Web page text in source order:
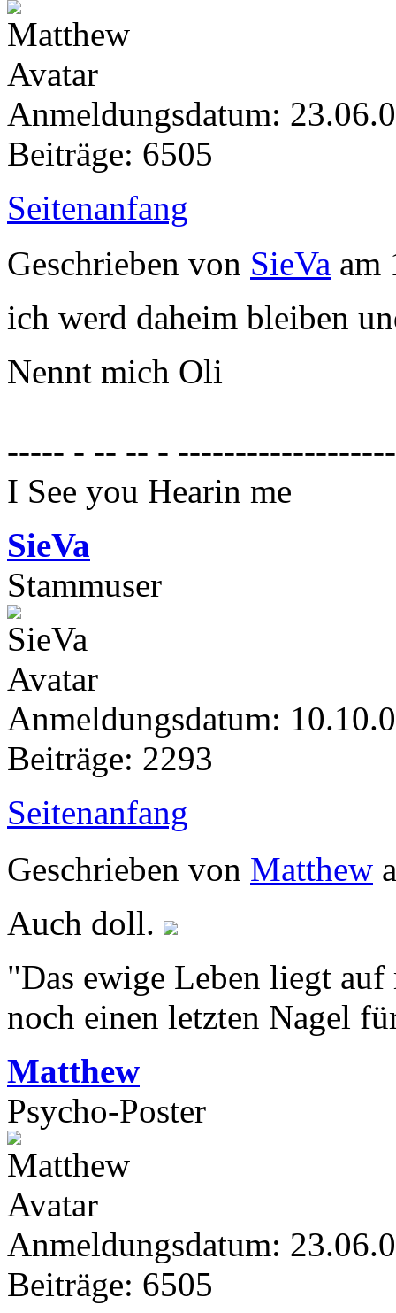
Anmeldungsdatum:
Beiträge: 6505
Seitenanfang
Geschrieben von SieVa am
ich werd daheim bleiben
Nennt mich Oli
----- - -- -- -
I See you Hearin me
SieVa
Stammuser
Anmeldungsdatum:
Beiträge: 2293
Seitenanfang
Geschrieben von Matthew
Auch doll.
"Das ewige Leben liegt
noch einen letzten Nagel
Matthew
Psycho-Poster
Anmeldungsdatum:
Beiträge: 6505